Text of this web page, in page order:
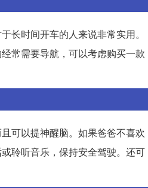
长时间开车的人来说非常实用。
常需要导航，可以考虑购买一款
可以提神醒脑。如果爸爸不喜欢
聆听音乐，保持安全驾驶。还可